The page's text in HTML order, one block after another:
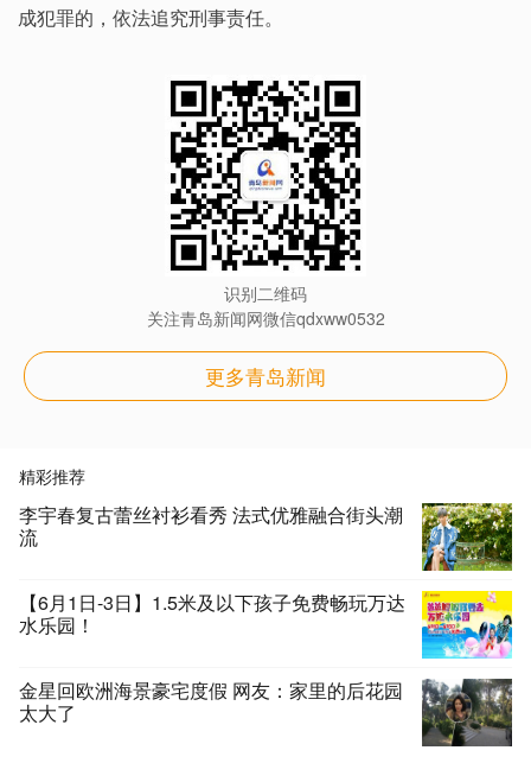
成犯罪的，依法追究刑事责任。
识别二维码
关注青岛新闻网微信qdxww0532
更多青岛新闻
精彩推荐
李宇春复古蕾丝衬衫看秀 法式优雅融合街头潮
流
【6月1日-3日】1.5米及以下孩子免费畅玩万达
水乐园！
金星回欧洲海景豪宅度假 网友：家里的后花园
太大了